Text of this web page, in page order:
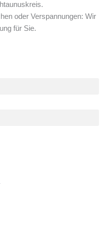
oder Verspannungen: Wir
für Sie.